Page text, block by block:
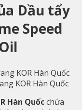
Dầu tẩy
Speed
KOR Hàn Quốc
Hàn Quốcchứa